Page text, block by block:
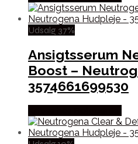
Udsalg 37%
Ansigtsserum
Boost –
3574661699530